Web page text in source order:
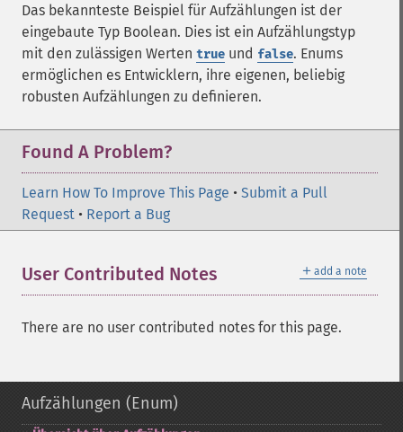
Das bekannteste Beispiel für Aufzählungen ist der
eingebaute Typ Boolean. Dies ist ein Aufzählungstyp
mit den zulässigen Werten true und false. Enums
ermöglichen es Entwicklern, ihre eigenen, beliebig
robusten Aufzählungen zu definieren.
Found A Problem?
Learn How To Improve This Page • Submit a Pull
Request • Report a Bug
＋ add a note
User Contributed Notes
There are no user contributed notes for this page.
Aufzählungen (Enum)